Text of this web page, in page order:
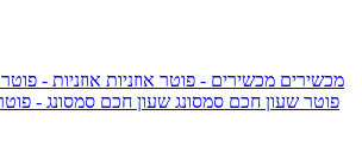
מכשירים מכשירים - פוטר אוזניות אוזניות - פוטר
שעון Apple Watch Series 10 - פוטר שעון חכם סמסונג שעון חכם סמסונג -